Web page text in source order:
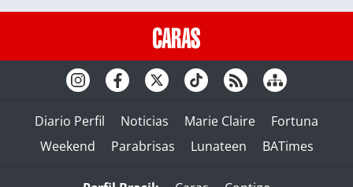
Diario Perfil Noticias Marie Claire
Fortuna
Weekend
Parabrisas Lunateen BATimes